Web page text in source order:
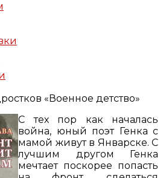
«Военное детство»
С тех пор как началась
война, юный поэт Генка с
мамой живут в Январске. С
лучшим другом Генка
мечтает поскорее попасть